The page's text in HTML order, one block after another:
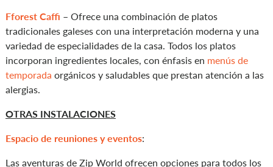
Fforest Caffi – Ofrece una combinación de platos
tradicionales galeses con una interpretación moderna y una
variedad de especialidades de la casa. Todos los platos
incorporan ingredientes locales, con énfasis en menús de
temporada orgánicos y saludables que prestan atención a las
alergias.
OTRAS INSTALACIONES
Espacio de reuniones y eventos:
Las aventuras de Zip World ofrecen opciones para todos los